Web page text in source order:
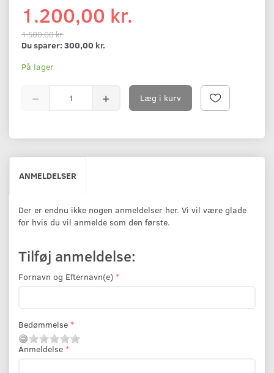
1.200,00 kr.
1.500,00 kr.
Du sparer: 300,00 kr.
På lager
Læg i kurv
ANMELDELSER
Der er endnu ikke nogen anmeldelser her. Vi vil være glade
for hvis du vil anmelde som den første.
Tilføj anmeldelse:
Fornavn og Efternavn(e)
Bedømmelse
Anmeldelse